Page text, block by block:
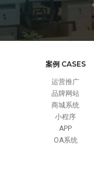
案例 CASES
运营推广
品牌网站
商城系统
小程序
APP
OA系统